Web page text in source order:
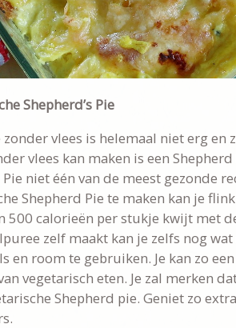
Shepherd’s Pie
zonder vlees is helemaal niet erg en
vlees kan maken is een
niet één van de meest gezonde
Shepherd Pie te maken kan je
500 calorieën per stukje kwijt met
zelf maakt kan je zelfs nog
en room te gebruiken. Je kan zo
vegetarisch eten. Je zal merken
Shepherd pie. Geniet zo